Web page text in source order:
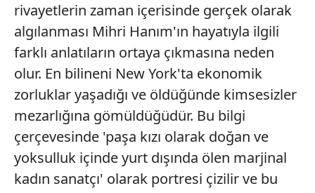
rivayetlerin zaman içerisinde gerçek olarak
algılanması Mihri Hanım'ın hayatıyla ilgili
farklı anlatıların ortaya çıkmasına neden
olur. En bilineni New York'ta ekonomik
zorluklar yaşadığı ve öldüğünde kimsesizler
mezarlığına gömüldüğüdür. Bu bilgi
çerçevesinde 'paşa kızı olarak doğan ve
yoksulluk içinde yurt dışında ölen marjinal
kadın sanatçı' olarak portresi çizilir ve bu